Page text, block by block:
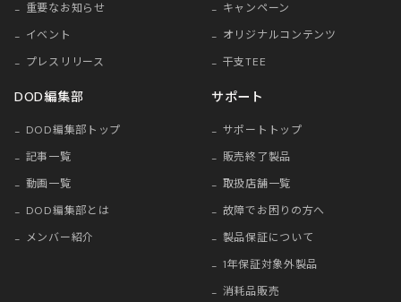
重要なお知らせ
イベント
プレスリリース
キャンペーン
オリジナルコンテンツ
干支TEE
DOD編集部
DOD編集部トップ
記事一覧
動画一覧
DOD編集部とは
メンバー紹介
サポート
サポートトップ
販売終了製品
取扱店舗一覧
故障でお困りの方へ
製品保証について
1年保証対象外製品
消耗品販売